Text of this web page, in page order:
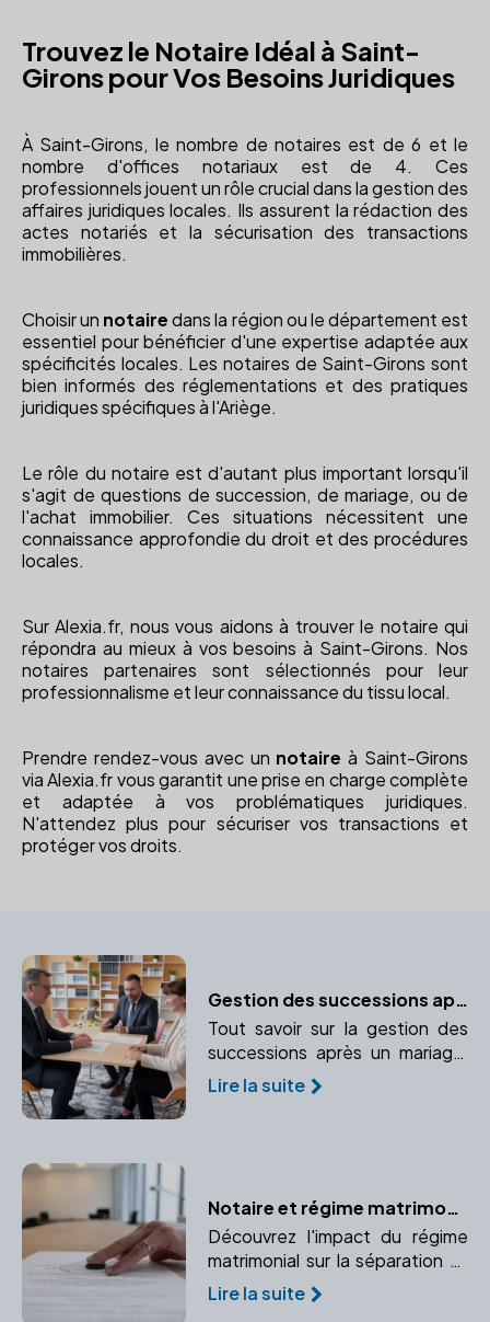
Trouvez le Notaire Idéal à Saint-
Girons pour Vos Besoins Juridiques
À Saint-Girons, le nombre de notaires est de 6 et le
nombre d'offices notariaux est de 4. Ces
professionnels jouent un rôle crucial dans la gestion des
affaires juridiques locales. Ils assurent la rédaction des
actes notariés et la sécurisation des transactions
immobilières.
Choisir un notairedans la région ou le département est
essentiel pour bénéficier d'une expertise adaptée aux
spécificités locales. Les notaires de Saint-Girons sont
bien informés des réglementations et des pratiques
juridiques spécifiques à l'Ariège.
Le rôle du notaire est d'autant plus important lorsqu'il
s'agit de questions de succession, de mariage, ou de
l'achat immobilier. Ces situations nécessitent une
connaissance approfondie du droit et des procédures
locales.
Sur Alexia.fr, nous vous aidons à trouver le notaire qui
répondra au mieux à vos besoins à Saint-Girons. Nos
notaires partenaires sont sélectionnés pour leur
professionnalisme et leur connaissance du tissu local.
Prendre rendez-vous avec un notaire à Saint-Girons
via Alexia.fr vous garantit une prise en charge complète
et adaptée à vos problématiques juridiques.
N'attendez plus pour sécuriser vos transactions et
protéger vos droits.
Gestion des successions après un mariage
Tout savoir sur la gestion des
successions après un mariage,
guidé par un notaire pour
protéger vos droits.
Lire la suite
Notaire et régime matrimonial : Quelles conséquences lors d'un divorce ?
Découvrez l'impact du régime
matrimonial sur la séparation et
comment un notaire peut vous
accompagner dans cette
Lire la suite